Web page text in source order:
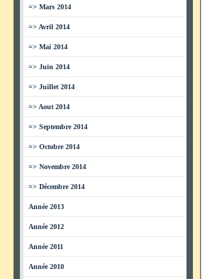
=> Mars 2014
=> Avril 2014
=> Mai 2014
=> Juin 2014
=> Juillet 2014
=> Aout 2014
=> Septembre 2014
=> Octobre 2014
=> Novembre 2014
=> Décembre 2014
Année 2013
Année 2012
Année 2011
Année 2010